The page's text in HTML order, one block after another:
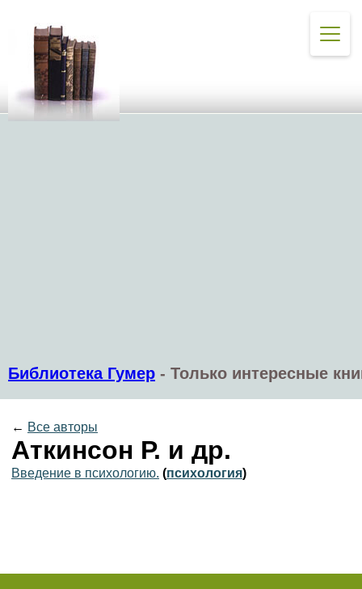
Библиотека Гумер - Только интересные
← Все авторы
Аткинсон Р. и др.
Введение в психологию. (психология)